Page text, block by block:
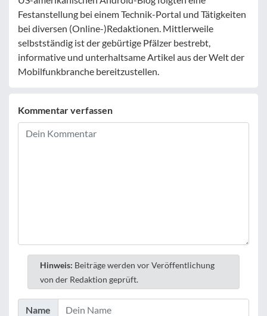
Festanstellung bei einem Technik-Portal und Tätigkeiten
bei diversen (Online-)Redaktionen. Mittlerweile
selbstständig ist der gebürtige Pfälzer bestrebt,
informative und unterhaltsame Artikel aus der Welt der
Mobilfunkbranche bereitzustellen.
Kommentar verfassen
Hinweis: Beiträge werden vor Veröffentlichung
von der Redaktion geprüft.
Name